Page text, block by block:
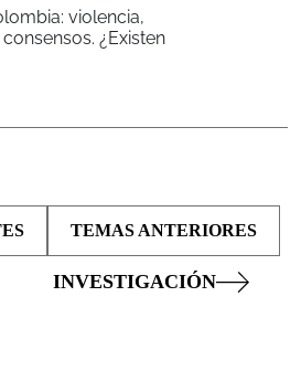
violencia,
¿Existen
TEMAS ANTERIORES
INVESTIGACIÓN